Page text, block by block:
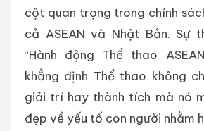
cột quan trọng trong chính
cả ASEAN và Nhật Bản. Sự
“Hành động Thể thao
khẳng định Thể thao không
giải trí hay thành tích mà nó
đẹp về yếu tố con người nhằm